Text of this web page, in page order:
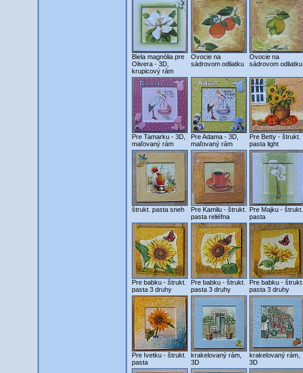
Biela magnólia pre
Olivera - 3D,
krupicový rám
Ovocie na
sádrovom odliatku
Ovocie na
sádrovom odliatku
Pre Tamarku - 3D,
maľovaný rám
Pre Adama - 3D,
maľovaný rám
Pre Betty - štrukt.
pasta light
štrukt. pasta sneh
Pre Kamilu - štrukt.
pasta reliéfna
Pre Majku - štrukt.
pasta
Pre babku - štrukt.
pasta 3 druhy
Pre babku - štrukt.
pasta 3 druhy
Pre babku - štrukt.
pasta 3 druhy
Pre Ivetku - štrukt.
pasta
krakelovaný rám,
3D
krakelovaný rám,
3D